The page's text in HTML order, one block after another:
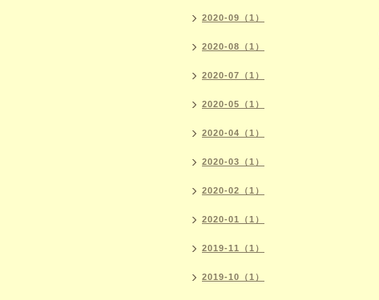
2020-09（1）
2020-08（1）
2020-07（1）
2020-05（1）
2020-04（1）
2020-03（1）
2020-02（1）
2020-01（1）
2019-11（1）
2019-10（1）